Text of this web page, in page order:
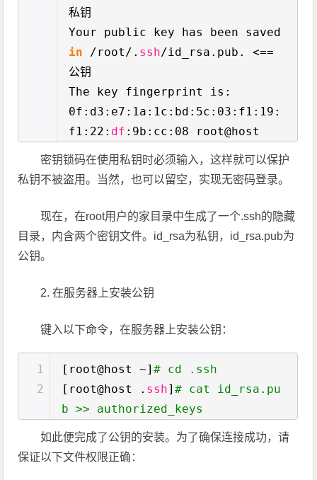
私钥
Your public key has been saved
in
/root/ . ssh/id_rsa .pub. <==
公钥
The key fingerprint is:
0f:d3:e7:1a:1c:bd:5c:03:f1:19:
f1:22: df :9b:cc:08 root@host
密钥锁码在使用私钥时必须输入，这样就可以保护
私钥不被盗用。当然，也可以留空，实现无密码登录。
现在，在root用户的家目录中生成了一个.ssh的隐藏
目录，内含两个密钥文件。id_rsa为私钥，id_rsa.pub为
公钥。
2. 在服务器上安装公钥
键入以下命令，在服务器上安装公钥：
1
2
[root@host ~]# cd .ssh
[root@host . ssh]# cat id_rsa.pu
b >> authorized_keys
如此便完成了公钥的安装。为了确保连接成功，请
保证以下文件权限正确：